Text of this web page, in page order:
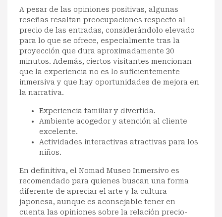
A pesar de las opiniones positivas, algunas
reseñas resaltan preocupaciones respecto al
precio de las entradas, considerándolo elevado
para lo que se ofrece, especialmente tras la
proyección que dura aproximadamente 30
minutos. Además, ciertos visitantes mencionan
que la experiencia no es lo suficientemente
inmersiva y que hay oportunidades de mejora en
la narrativa.
Experiencia familiar y divertida.
Ambiente acogedor y atención al cliente
excelente.
Actividades interactivas atractivas para los
niños.
En definitiva, el Nomad Museo Inmersivo es
recomendado para quienes buscan una forma
diferente de apreciar el arte y la cultura
japonesa, aunque es aconsejable tener en
cuenta las opiniones sobre la relación precio-